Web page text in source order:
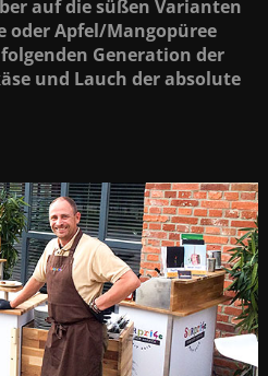
auf die süßen Varianten
oder Apfel/Mangopüree
Generation der
und Lauch der absolute